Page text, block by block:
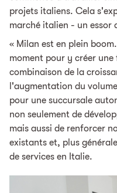
projets italiens. Cela
marché italien - un essor
« Milan est en plein
moment pour y créer
combinaison de la
l'augmentation du
pour une succursale
non seulement de
mais aussi de renforcer
existants et, plus
de services en Italie.